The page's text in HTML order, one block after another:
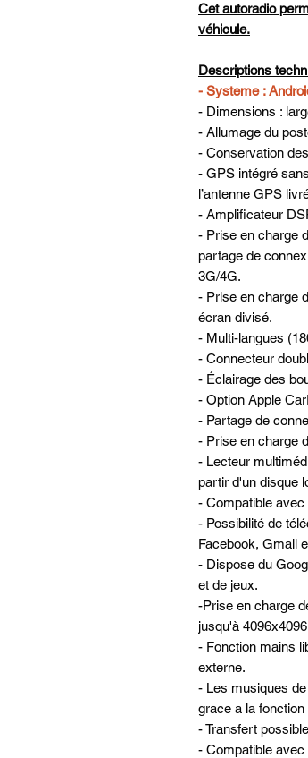
Cet autoradio
véhicule.
Descriptions
- Systeme :
- Dimensions :
- Allumage du
- Conservation
- GPS intégré
l’antenne GPS
- Amplificateur
- Prise en charge
partage de
3G/4G.
- Prise en charge
écran divisé.
- Multi-langues
- Connecteur
- Éclairage des
- Option Apple
- Partage de
- Prise en charge
- Lecteur
partir d'un disque
- Compatible avec
- Possibilité de
Facebook, Gmail
- Dispose du
et de jeux.
-Prise en charge
jusqu'à
- Fonction mains
externe.
- Les musiques
grace a la fonction
- Transfert
- Compatible avec